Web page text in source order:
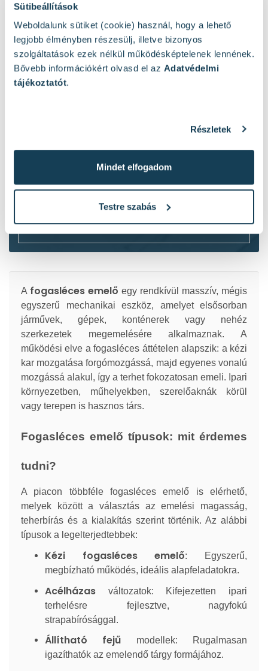
Sütibeállítások
Weboldalunk sütiket (cookie) használ, hogy a lehető
legjobb élményben részesülj, illetve bizonyos
szolgáltatások ezek nélkül működésképtelenek lennének.
Bővebb információkért olvasd el az Adatvédelmi
tájékoztatót.
Részletek
Mindet elfogadom
Testre szabás
Limitált készlet ajánlatok.
Termékbeveztő akciók.
Elsőként fogsz értesülni az akciókról és
újdonságokról.
Email címed
adatvédelmi tájékoztatóban
foglaltakat.
Klubtag leszek
A fogasléces emelő egy rendkívül masszív, mégis
egyszerű mechanikai eszköz, amelyet elsősorban
járművek, gépek, konténerek vagy nehéz
szerkezetek megemelésére alkalmaznak. A
működési elve a fogasléces áttételen alapszik: a kézi
kar mozgatása forgómozgássá, majd egyenes vonalú
mozgássá alakul, így a terhet fokozatosan emeli. Ipari
környezetben, műhelyekben, szerelőaknák körül
vagy terepen is hasznos társ.
Fogasléces emelő típusok: mit érdemes
tudni?
A piacon többféle fogasléces emelő is elérhető,
melyek között a választás az emelési magasság,
teherbírás és a kialakítás szerint történik. Az alábbi
típusok a legelterjedtebbek:
Kézi fogasléces emelő: Egyszerű,
megbízható működés, ideális alapfeladatokra.
Acélházas
változatok: Kifejezetten ipari
terhelésre fejlesztve, nagyfokú
strapabírósággal.
Állítható fejű modellek: Rugalmasan
igazíthatók az emelendő tárgy formájához.